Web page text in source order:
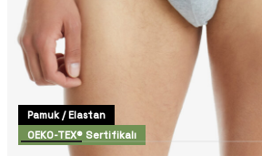
Pamuk / Elastan
OEKO-TEX® Sertifikalı